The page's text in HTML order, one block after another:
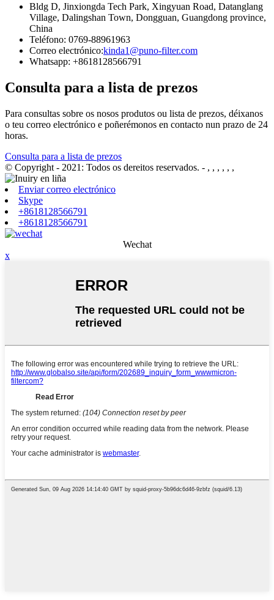
Bldg D, Jinxiongda Tech Park, Xingyuan Road, Datanglang
Village, Dalingshan Town, Dongguan, Guangdong province,
China
Teléfono: 0769-88961963
Correo electrónico:kinda1@puno-filter.com
Whatsapp: +8618128566791
Consulta para a lista de prezos
Para consultas sobre os nosos produtos ou lista de prezos, déixanos
o teu correo electrónico e poñerémonos en contacto nun prazo de 24
horas.
Consulta para a lista de prezos
© Copyright - 2021: Todos os dereitos reservados. - , , , , , ,
Enviar correo electrónico
Skype
+8618128566791
+8618128566791
Wechat
x